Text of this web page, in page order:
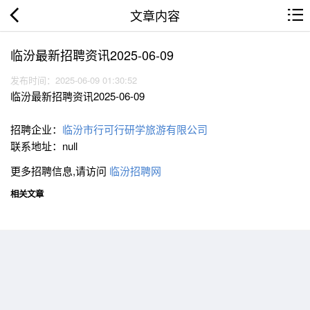
文章内容
临汾最新招聘资讯2025-06-09
发布时间：2025-06-09 01:30:52
临汾最新招聘资讯2025-06-09
招聘企业： 临汾市行可行研学旅游有限公司
联系地址：null
更多招聘信息,请访问 临汾招聘网
相关文章